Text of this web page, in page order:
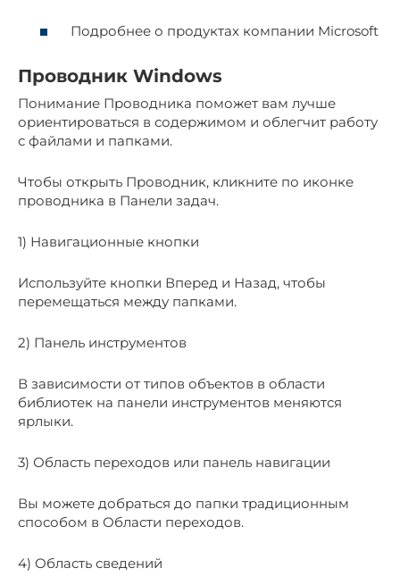
Подробнее о продуктах компании Microsoft
Проводник Windows
Понимание Проводника поможет вам лучше
ориентироваться в содержимом и облегчит работу
с файлами и папками.
Чтобы открыть Проводник, кликните по иконке
проводника в Панели задач.
1) Навигационные кнопки
Используйте кнопки Вперед и Назад, чтобы
перемещаться между папками.
2) Панель инструментов
В зависимости от типов объектов в области
библиотек на панели инструментов меняются
ярлыки.
3) Область переходов или панель навигации
Вы можете добраться до папки традиционным
способом в Области переходов.
4) Область сведений